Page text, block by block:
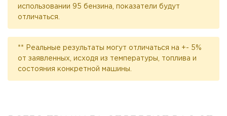
использовании 95 бензина, показатели будут
отличаться.
** Реальные результаты могут отличаться на +- 5%
от заявленных, исходя из температуры, топлива и
состояния конкретной машины.